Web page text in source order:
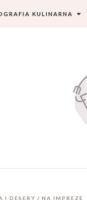
KULINARNA
I DESERY NA IMPREZĘ